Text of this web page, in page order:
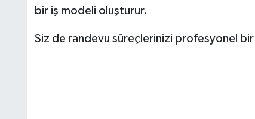
bir iş modeli oluşturur.
Siz de randevu süreçlerinizi profesyonel bir